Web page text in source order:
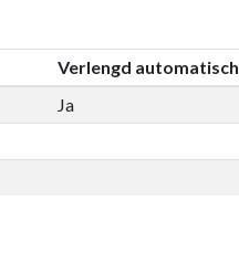
Verlengd automatisch
Ja